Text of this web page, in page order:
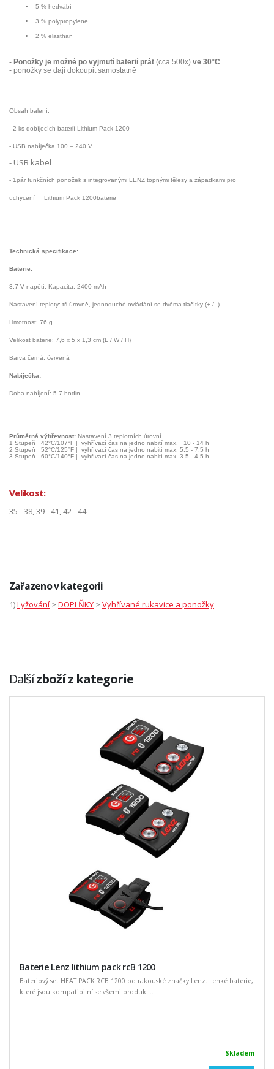
5 % hedvábí
3 % polypropylene
2 % elasthan
- Ponožky je možné po vyjmutí baterií prát (cca 500x) ve 30°C
- ponožky se dají dokoupit samostatně
Obsah balení:
- 2 ks dobíjecích baterií Lithium Pack 1200
- USB nabíječka 100 – 240 V
- USB kabel
- 1pár funkčních ponožek s integrovanými LENZ topnými tělesy a západkami pro
uchycení Lithium Pack 1200baterie
Technická specifikace:
Baterie:
3,7 V napětí, Kapacita: 2400 mAh
Nastavení teploty: tři úrovně, jednoduché ovládání se dvěma tlačítky (+ / -)
Hmotnost: 76 g
Velikost baterie: 7,6 x 5 x 1,3 cm (L / W / H)
Barva černá, červená
Nabíječka:
Doba nabíjení: 5-7 hodin
Průměrná výhřevnost: Nastavení 3 teplotních úrovní.
1 Stupeň
42°C/107°F | vyhřívací čas na jedno nabití max. 10 - 14 h
2 Stupeň
52°C/125°F | vyhřívací čas na jedno nabití max. 5.5 - 7.5 h
3 Stupeň
60°C/140°F | vyhřívací čas na jedno nabití max. 3.5 - 4.5 h
Velikost:
35 - 38, 39 - 41, 42 - 44
Zařazeno v kategorii
1)Lyžování > DOPLŇKY > Vyhřívané rukavice a ponožky
Dalšízboží z kategorie
Baterie Lenz lithium pack rcB 1200
Bateriový set HEAT PACK RCB 1200 od rakouské značky Lenz. Lehké baterie,
které jsou kompatibilní se všemi produk ...
Skladem